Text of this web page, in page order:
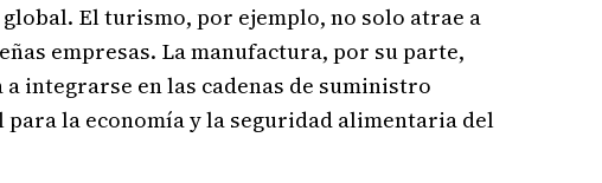
El turismo, por ejemplo, no solo atrae a
empresas. La manufactura, por su parte,
integrarse en las cadenas de suministro
la economía y la seguridad alimentaria del